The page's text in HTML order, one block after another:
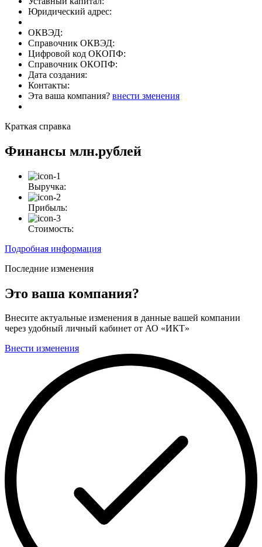
Юридический адрес:
ОКВЭД:
Справочник ОКВЭД:
Цифровой код ОКОПФ:
Справочник ОКОПФ:
Дата создания:
Контакты:
Эта ваша компания? внести зменения
Краткая справка
Финансы млн.рублей
Выручка:
Прибыль:
Стоимость:
Подробная информация
Последние изменения
Это ваша компания?
Внесите актуальные изменения в данные вашей компании
через удобный личный кабинет от АО «ИКТ»
Внести изменения